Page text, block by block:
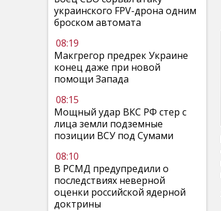
украинского FPV-дрона одним
броском автомата
08:19
Макгрегор предрек Украине
конец даже при новой
помощи Запада
08:15
Мощный удар ВКС РФ стер с
лица земли подземные
позиции ВСУ под Сумами
08:10
В РСМД предупредили о
последствиях неверной
оценки российской ядерной
доктрины